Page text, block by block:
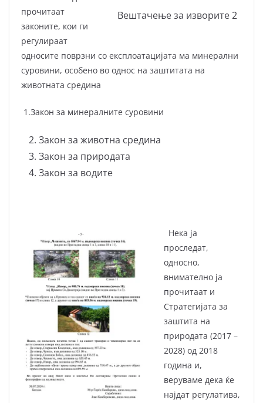
Вештачење за изворите 2
прочитаат
законите, кои ги
регулираат
односите поврзни со експлоатацијата ма минерални
суровини, особено во однос на заштитата на
животната средина
1.Закон за минералните суровини
Закон за животна средина
Закон за природата
Закон за водите
Нека ја
проследат,
односно,
внимателно ја
прочитаат и
Стратегијата за
заштита на
природата (2017 –
2028) од 2018
година и,
веруваме дека ќе
најдат регулатива,